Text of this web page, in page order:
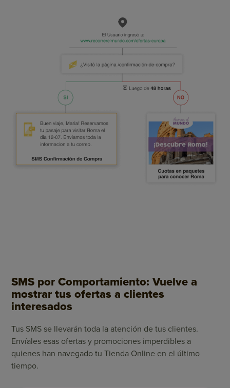
SMS por Comportamiento: Vuelve a
mostrar tus ofertas a clientes
interesados
Tus SMS se llevarán toda la atención de tus clientes.
Envíales esas ofertas y promociones imperdibles a
quienes han navegado tu Tienda Online en el último
tiempo.